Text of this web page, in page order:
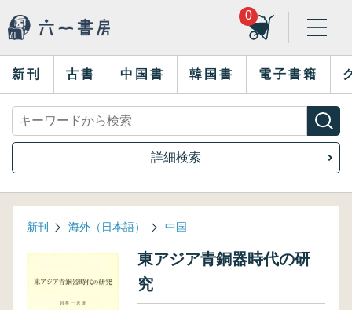
0
新刊 古書 中国書 韓国書 電子書籍
詳細検索
新刊 海外（日本語） 中国
東アジア青銅器時代の研
究